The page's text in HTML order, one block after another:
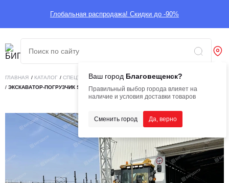
Глобальная распродажа! Скидки до -90%
Ваш город Благовещенск?
Правильный выбор города влияет на
наличие и условия доставки товаров
Сменить город Да, верно
ГЛАВНАЯ / КАТАЛОГ / СПЕЦТЕХНИКА /ПОГРУЗЧИКИ /ЭКСКАВАТОРЫ-ПОГРУЗЧИКИ
/ ЭКСКАВАТОР-ПОГРУЗЧИК SHANMON 388-II